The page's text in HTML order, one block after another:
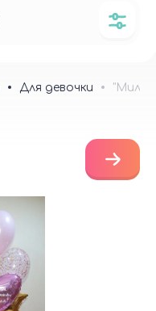
Для девочки